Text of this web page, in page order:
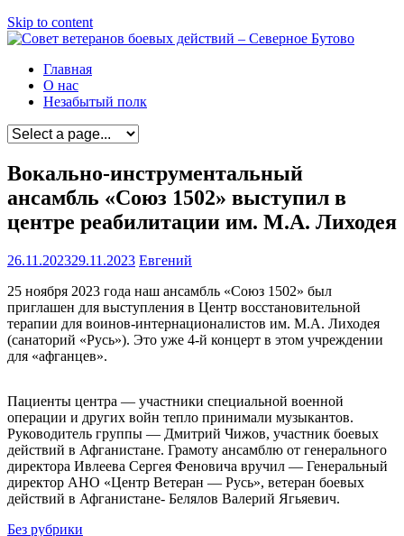
Skip to content
Главная
О нас
Незабытый полк
Вокально-инструментальный
ансамбль «Союз 1502» выступил в
центре реабилитации им. М.А. Лиходея
26.11.202329.11.2023 Евгений
25 ноября 2023 года наш ансамбль «Союз 1502» был
приглашен для выступления в Центр восстановительной
терапии для воинов-интернационалистов им. М.А. Лиходея
(санаторий «Русь»). Это уже 4-й концерт в этом учреждении
для «афганцев».
Пациенты центра — участники специальной военной
операции и других войн тепло принимали музыкантов.
Руководитель группы — Дмитрий Чижов, участник боевых
действий в Афганистане. Грамоту ансамблю от генерального
директора Ивлеева Сергея Феновича вручил — Генеральный
директор АНО «Центр Ветеран — Русь», ветеран боевых
действий в Афганистане- Белялов Валерий Ягьяевич.
Без рубрики